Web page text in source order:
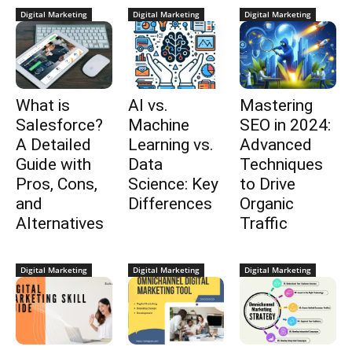
Digital Marketing
What is
Salesforce?
A Detailed
Guide with
Pros, Cons,
and
Alternatives
Digital Marketing
AI vs.
Machine
Learning vs.
Data
Science: Key
Differences
Digital Marketing
Mastering
SEO in 2024:
Advanced
Techniques
to Drive
Organic
Traffic
Digital Marketing Digital Marketing Digital Marketing